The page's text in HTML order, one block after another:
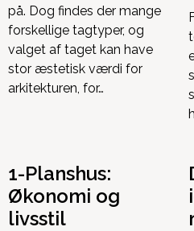
på. Dog findes der mange
forskellige tagtyper, og
valget af taget kan have
stor æstetisk værdi for
arkitekturen, for…
1-Planshus:
Økonomi og
livsstil